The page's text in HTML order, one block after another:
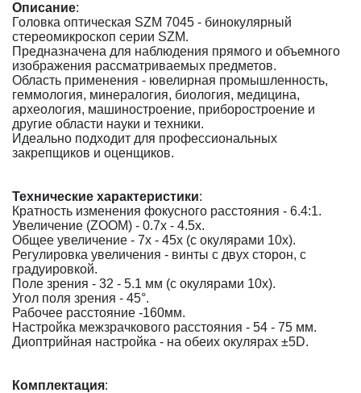
Описание:
Головка оптическая SZM 7045 - бинокулярный
стереомикроскоп серии SZM.
Предназначена для наблюдения прямого и объемного
изображения рассматриваемых предметов.
Область применения - ювелирная промышленность,
геммология, минералогия, биология, медицина,
археология, машиностроение, приборостроение и
другие области науки и техники.
Идеально подходит для профессиональных
закрепщиков и оценщиков.
Технические характеристики:
Кратность изменения фокусного расстояния - 6.4:1.
Увеличение (ZOOM) - 0.7x - 4.5x.
Общее увеличение - 7x - 45x (с окулярами 10x).
Регулировка увеличения - винты с двух сторон, с
градуировкой.
Поле зрения - 32 - 5.1 мм (с окулярами 10x).
Угол поля зрения - 45°.
Рабочее расстояние -160мм.
Настройка межзрачкового расстояния - 54 - 75 мм.
Диоптрийная настройка - на обеих окулярах ±5D.
Комплектация: